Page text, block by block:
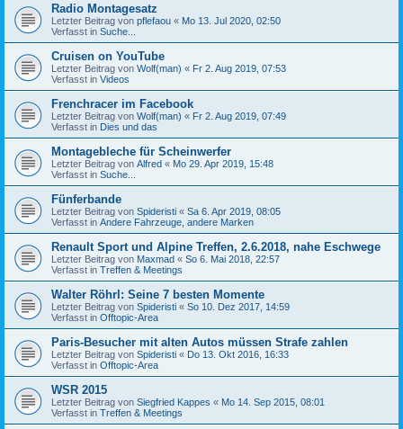
Radio Montagesatz
Letzter Beitrag von pflefaou « Mo 13. Jul 2020, 02:50
Verfasst in Suche...
Cruisen on YouTube
Letzter Beitrag von Wolf(man) « Fr 2. Aug 2019, 07:53
Verfasst in Videos
Frenchracer im Facebook
Letzter Beitrag von Wolf(man) « Fr 2. Aug 2019, 07:49
Verfasst in Dies und das
Montagebleche für Scheinwerfer
Letzter Beitrag von Alfred « Mo 29. Apr 2019, 15:48
Verfasst in Suche...
Fünferbande
Letzter Beitrag von Spideristi « Sa 6. Apr 2019, 08:05
Verfasst in Andere Fahrzeuge, andere Marken
Renault Sport und Alpine Treffen, 2.6.2018, nahe Eschwege
Letzter Beitrag von Maxmad « So 6. Mai 2018, 22:57
Verfasst in Treffen & Meetings
Walter Röhrl: Seine 7 besten Momente
Letzter Beitrag von Spideristi « So 10. Dez 2017, 14:59
Verfasst in Offtopic-Area
Paris-Besucher mit alten Autos müssen Strafe zahlen
Letzter Beitrag von Spideristi « Do 13. Okt 2016, 16:33
Verfasst in Offtopic-Area
WSR 2015
Letzter Beitrag von Siegfried Kappes « Mo 14. Sep 2015, 08:01
Verfasst in Treffen & Meetings